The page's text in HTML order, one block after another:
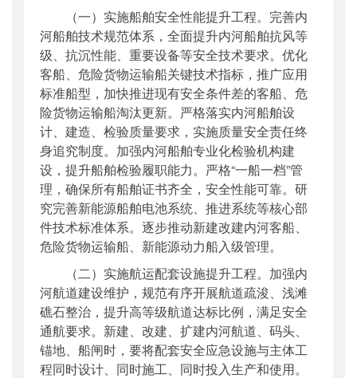
（一）实施船舶安全性能提升工程。完善内
河船舶技术规范体系，全面提升内河船舶抗风等
级、抗沉性能、重要设备等安全技术要求。优化
客船、危险货物运输船关键技术指标，推广应用
标准船型，加快推进现有安全条件差的客船、危
险货物运输船淘汰更新。严格落实内河船舶设
计、建造、检验质量要求，实施质量安全责任终
身追究制度。加强内河船舶专业化检验机构建
设，提升船舶检验履职能力。严格“一船一档”管
理，确保所有船舶证书齐全，安全性能可靠。研
究完善新能源船舶电池系统、推进系统等核心部
件技术标准体系。逐步推动新建改建内河客船、
危险货物运输船、新能源动力船入级管理。
（二）实施航运配套设施提升工程。加强内
河航道建设维护，规范有序开展航道疏浚、浅滩
礁石整治，提升高等级航道达标比例，满足安全
通航要求。新建、改建、扩建内河航道、码头、
锚地、船闸时，要将配套安全应急设施与主体工
程同时设计、同时施工、同时投入生产和使用。